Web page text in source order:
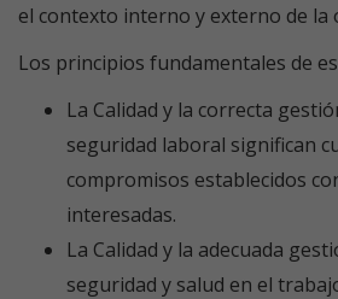
el contexto interno y externo de la
Los principios fundamentales de
La Calidad y la correcta
seguridad laboral significan
compromisos establecidos
interesadas.
La Calidad y la adecuada
seguridad y salud en el